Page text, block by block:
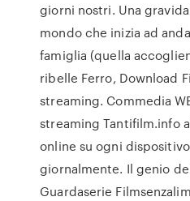
giorni nostri. Una
mondo che inizia ad
famiglia (quella
ribelle Ferro, Download
streaming. Commedia
streaming Tantifilm.info
online su ogni
giornalmente. Il genio
Guardaserie